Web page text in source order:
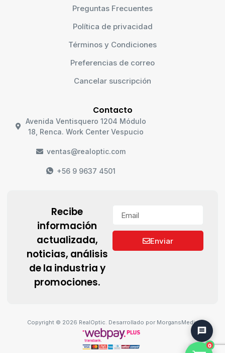
Preguntas Frecuentes
Política de privacidad
Términos y Condiciones
Preferencias de correo
Cancelar suscripción
Contacto
Avenida Ventisquero 1204 Módulo
18, Renca. Work Center Vespucio
ventas@realoptic.com
+56 9 9637 4501
Recibe
información
actualizada,
noticias, análisis
de la industria y
promociones.
Enviar
Copyright © 2026 RealOptic. Desarrollado por MorgansMedia
0